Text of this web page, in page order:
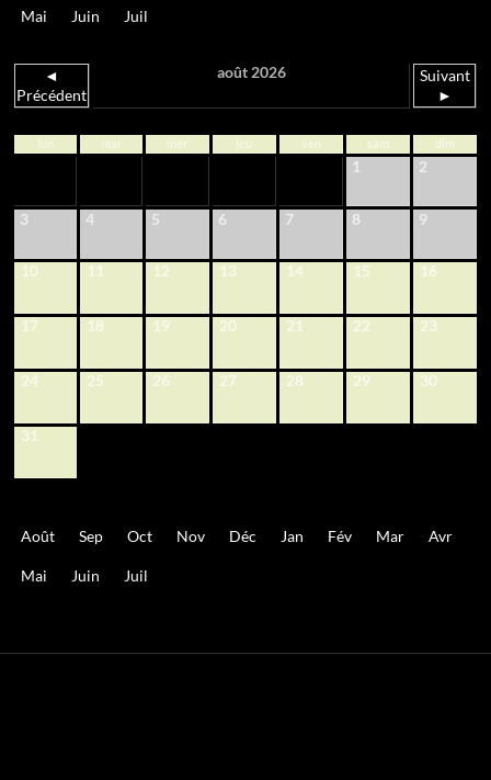
Mai Juin Juil
◄
Précédent
août 2026
Suivant
►
lun mar mer jeu ven sam dim
1 2
3 4 5 6 7 8 9
10 11 12 13 14 15 16
17 18 19 20 21 22 23
24 25 26 27 28 29 30
31
Août Sep Oct Nov Déc Jan Fév Mar Avr
Mai Juin Juil